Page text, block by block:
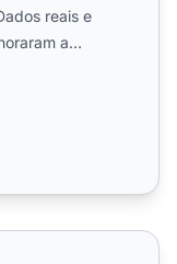
reais e
a
IA visitam seu